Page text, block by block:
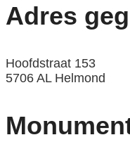
Adres
Hoofdstraat 153
5706 AL Helmond